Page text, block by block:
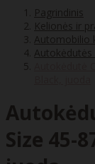
Pagrindinis
Kelionės ir
Automobilio
Autokėdutės
Size 45-